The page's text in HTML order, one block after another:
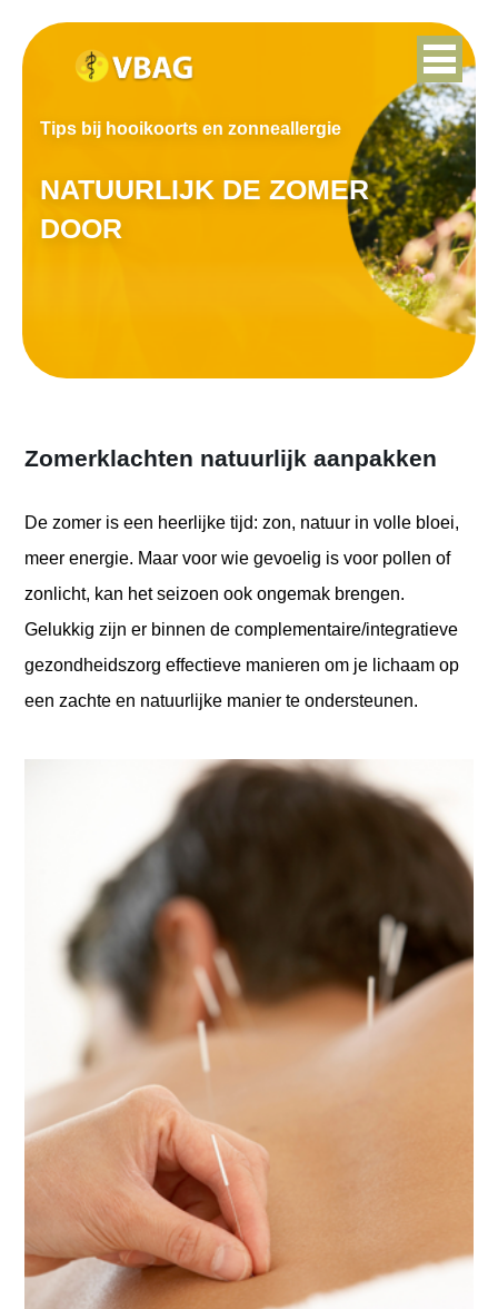
Tips bij hooikoorts en zonneallergie
NATUURLIJK DE ZOMER
DOOR
Zomerklachten natuurlijk aanpakken
De zomer is een heerlijke tijd: zon, natuur in volle bloei,
meer energie. Maar voor wie gevoelig is voor pollen of
zonlicht, kan het seizoen ook ongemak brengen.
Gelukkig zijn er binnen de complementaire/integratieve
gezondheidszorg effectieve manieren om je lichaam op
een zachte en natuurlijke manier te ondersteunen.